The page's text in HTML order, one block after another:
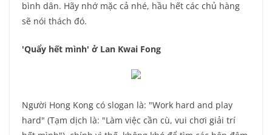
bình dân. Hãy nhớ mặc cả nhé, hầu hết các chủ hàng
sẽ nói thách đó.
'Quẩy hết mình' ở Lan Kwai Fong
Người Hong Kong có slogan là: "Work hard and play
hard" (Tạm dịch là: "Làm việc cần cù, vui chơi giải trí